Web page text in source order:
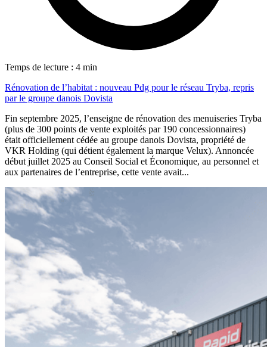
Temps de lecture : 4 min
Rénovation de l’habitat : nouveau Pdg pour le réseau Tryba, repris
par le groupe danois Dovista
Fin septembre 2025, l’enseigne de rénovation des menuiseries Tryba
(plus de 300 points de vente exploités par 190 concessionnaires)
était officiellement cédée au groupe danois Dovista, propriété de
VKR Holding (qui détient également la marque Velux). Annoncée
début juillet 2025 au Conseil Social et Économique, au personnel et
aux partenaires de l’entreprise, cette vente avait...